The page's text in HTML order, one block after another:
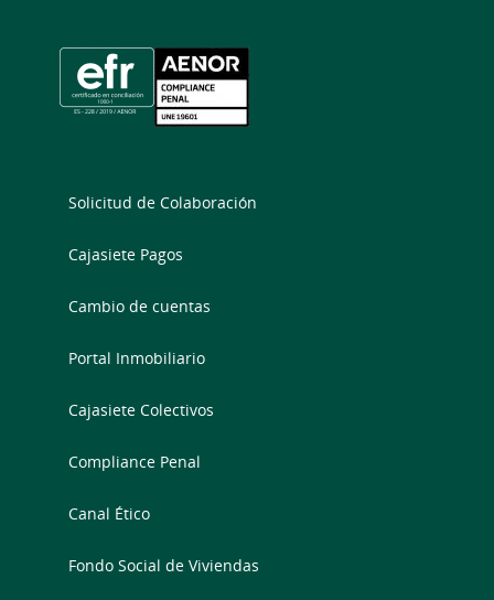
Solicitud de Colaboración
Cajasiete Pagos
Cambio de cuentas
Portal Inmobiliario
Cajasiete Colectivos
Compliance Penal
Canal Ético
Fondo Social de Viviendas